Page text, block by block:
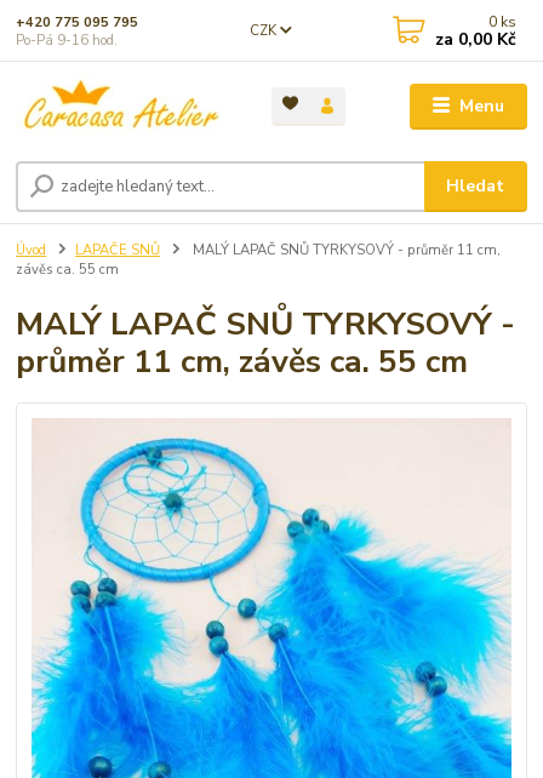
Menu
CZK
Hledat
+420 775 095 795
Po-Pá 9-16 hod.
0 ks
za 0,00 Kč
Úvod LAPAČE SNŮ
MALÝ LAPAČ SNŮ TYRKYSOVÝ - průměr 11 cm,
závěs ca. 55 cm
MALÝ LAPAČ SNŮ TYRKYSOVÝ -
průměr 11 cm, závěs ca. 55 cm